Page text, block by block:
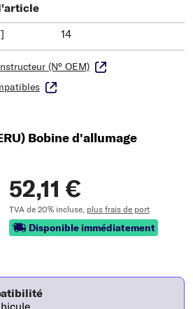
14
(N° OEM)
Bobine d'allumage
52,11 €
TVA de 20% incluse, plus frais de port
Disponible immédiatement